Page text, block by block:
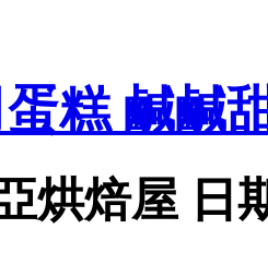
糕 鹹鹹
烘焙屋 日